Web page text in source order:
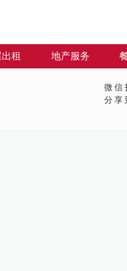
租 地产服务
微信
分享